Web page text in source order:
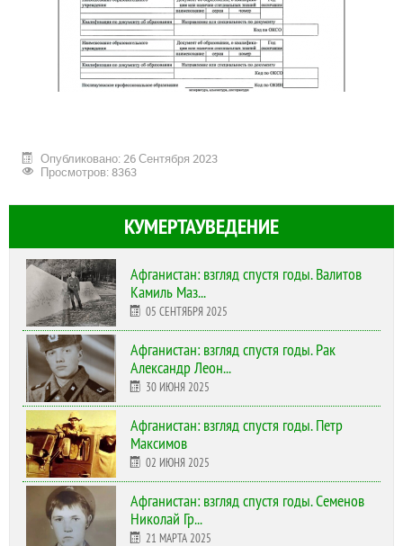
Опубликовано: 26 Сентября 2023
Просмотров: 8363
КУМЕРТАУВЕДЕНИЕ
Афганистан: взгляд спустя годы. Валитов
Камиль Маз...
05 СЕНТЯБРЯ 2025
Афганистан: взгляд спустя годы. Рак
Александр Леон...
30 ИЮНЯ 2025
Афганистан: взгляд спустя годы. Петр
Максимов
02 ИЮНЯ 2025
Афганистан: взгляд спустя годы. Семенов
Николай Гр...
21 МАРТА 2025